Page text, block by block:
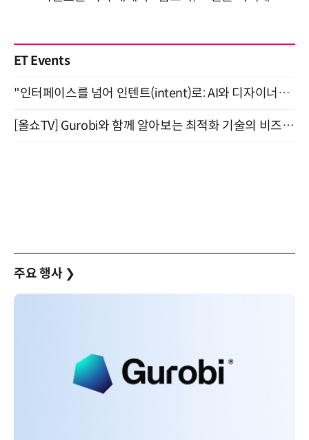
ET Events
"인터페이스를 넘어 인텐트(intent)로: AI와 디자이너가 함께 만드는 공존의 UX" 강남역 (9/2)
[올쇼TV] Gurobi와 함께 알아보는 최적화 기술의 비즈니스 활용 (8월 20일 생방송)
주요 행사 ❯